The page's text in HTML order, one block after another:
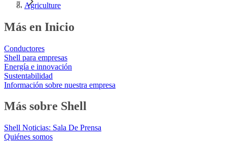
Agriculture
Más en Inicio
Conductores
Shell para empresas
Energía e innovación
Sustentabilidad
Información sobre nuestra empresa
Más sobre Shell
Shell Noticias: Sala De Prensa
Quiénes somos